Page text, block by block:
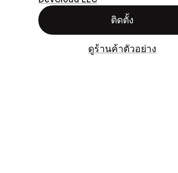
ติดตั้ง
ดูร้านค้าตัวอย่าง